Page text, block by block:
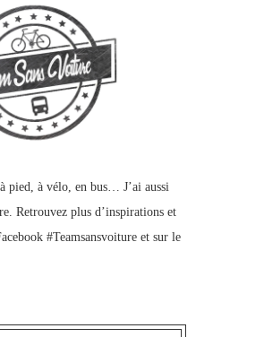
pied, à vélo, en bus… J’ai aussi
Retrouvez plus d’inspirations et
#Teamsansvoiture et sur le